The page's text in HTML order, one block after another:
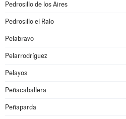
Pedrosillo de los Aires
Pedrosillo el Ralo
Pelabravo
Pelarrodríguez
Pelayos
Peñacaballera
Peñaparda